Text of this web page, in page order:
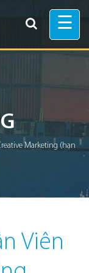
☰
Marketing (hạn
Viên